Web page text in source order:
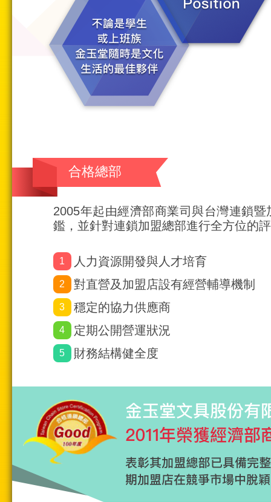
合格總部
2005年起由經濟部商業司與台灣連鎖
鑑，並針對連鎖加盟總部進行全方位的
1 人力資源開發與人才培育
2 對直營及加盟店設有經營輔導機制
3 穩定的協力供應商
4 定期公開營運狀況
5 財務結構健全度